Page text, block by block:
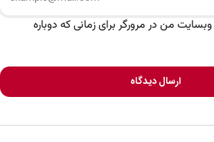
من در مرورگر برای زمانی که دوباره
ارسال دیدگاه